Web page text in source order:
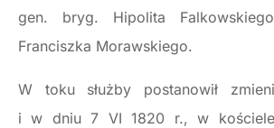
gen. bryg. Hipolita
Franciszka Morawskiego.
W toku służby postanowił
i w dniu 7 VI 1820 r., w kościele